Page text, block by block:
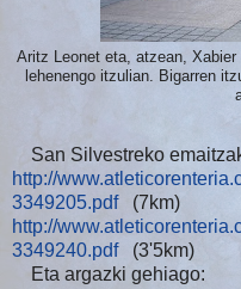
Aritz Leonet eta, atzean,
lehenengo itzulian. Bigarren
San Silvestreko
http://
3349205.pdf(7km)
http://
3349240.pdf(3'5km)
Eta argazki gehiago: